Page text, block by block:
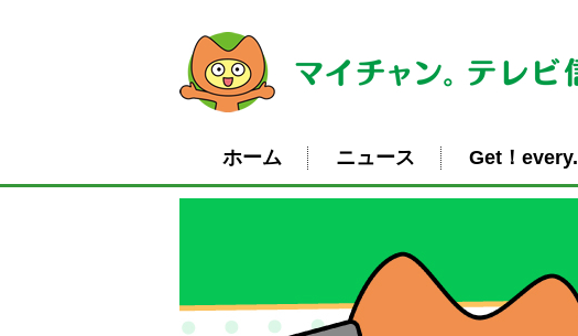
ホーム ニュース Get！every.